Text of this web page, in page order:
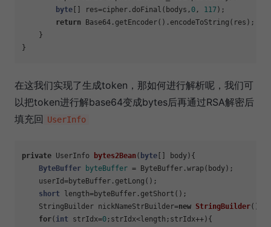
byte [] res=cipher.doFinal(bodys, 0 , 117 );
return Base64.getEncoder().encodeToString(res);
    }
在这我们实现了生成token，那如何进行解析呢，我们可
以把token进行解base64变成bytes后再通过RSA解密后
填充回 UserInfo
private UserInfo bytes2Bean( byte [] body) {
ByteBuffer
byteBuffer = ByteBuffer.wrap(body);
    userId=byteBuffer.getLong();
short length=byteBuffer.getShort();
    StringBuilder nickNameStrBuilder=
new StringBuilder();
for( int strIdx=0 ;strIdx<length;strIdx++){